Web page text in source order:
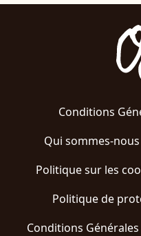
Conditions
Qui sommes-nous
Politique sur les
Politique de
Conditions